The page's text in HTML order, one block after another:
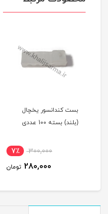
بست کندانسور یخچال
(بلند) بسته 100 عددی
300,000 7٪
280,000 تومان